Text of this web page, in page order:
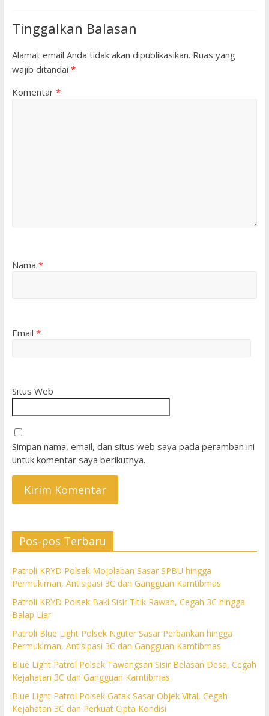
Tinggalkan Balasan
Alamat email Anda tidak akan dipublikasikan. Ruas yang
wajib ditandai *
Komentar *
Nama *
Email *
Situs Web
Simpan nama, email, dan situs web saya pada peramban ini
untuk komentar saya berikutnya.
Pos-pos Terbaru
Patroli KRYD Polsek Mojolaban Sasar SPBU hingga
Permukiman, Antisipasi 3C dan Gangguan Kamtibmas
Patroli KRYD Polsek Baki Sisir Titik Rawan, Cegah 3C hingga
Balap Liar
Patroli Blue Light Polsek Nguter Sasar Perbankan hingga
Permukiman, Antisipasi 3C dan Gangguan Kamtibmas
Blue Light Patrol Polsek Tawangsari Sisir Belasan Desa, Cegah
Kejahatan 3C dan Gangguan Kamtibmas
Blue Light Patrol Polsek Gatak Sasar Objek Vital, Cegah
Kejahatan 3C dan Perkuat Cipta Kondisi